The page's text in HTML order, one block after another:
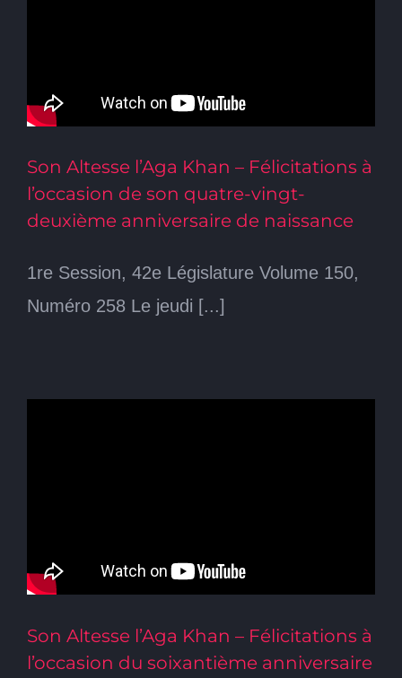
Son Altesse l’Aga Khan – Félicitations à
l’occasion de son quatre-vingt-
deuxième anniversaire de naissance
1re Session, 42e Législature Volume 150,
Numéro 258 Le jeudi [...]
Son Altesse l’Aga Khan – Félicitations à
l’occasion du soixantième anniversaire